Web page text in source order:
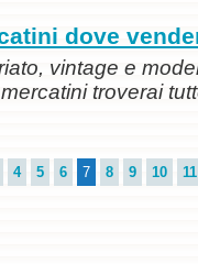
dove
vintage e
troverai
4 5 6 7 8 9 10 11